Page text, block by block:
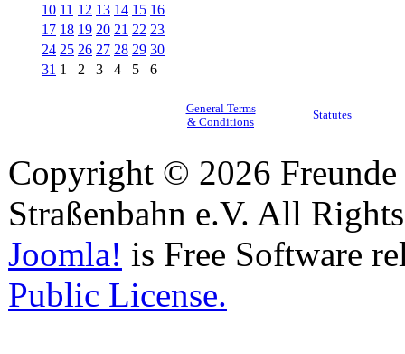
10 11 12 13 14 15 16
17 18 19 20 21 22 23
24 25 26 27 28 29 30
31 1 2 3 4 5 6
General Terms
& Conditions
Statutes
Copyright © 2026
Straßenbahn e.V. All
Joomla! is Free Software
Public License.